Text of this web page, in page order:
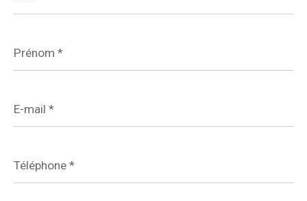
*
mail
*
*